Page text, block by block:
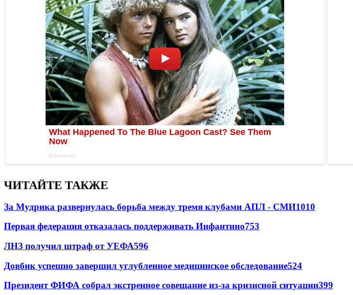
ЧИТАЙТЕ ТАКЖЕ
За Мудрика развернулась борьба между тремя клубами АПЛ - СМИ1010
Первая федерация отказалась поддерживать Инфантино753
ЛНЗ получил штраф от УЕФА596
Довбик успешно завершил углубленное медицинское обследование524
Президент ФИФА собрал экстренное совещание из-за кризисной ситуации399